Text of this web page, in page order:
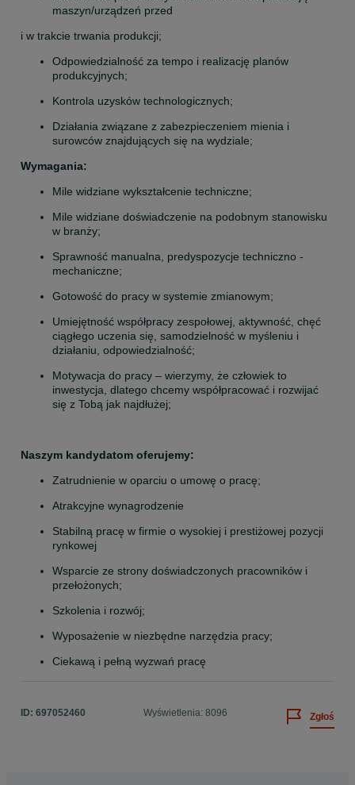
maszyn/urządzeń przed
i w trakcie trwania produkcji;
Odpowiedzialność za tempo i realizację planów
produkcyjnych;
Kontrola uzysków technologicznych;
Działania związane z zabezpieczeniem mienia i
surowców znajdujących się na wydziale;
Wymagania:
Mile widziane wykształcenie techniczne;
Mile widziane doświadczenie na podobnym stanowisku
w branży;
Sprawność manualna, predyspozycje techniczno -
mechaniczne;
Gotowość do pracy w systemie zmianowym;
Umiejętność współpracy zespołowej, aktywność, chęć
ciągłego uczenia się, samodzielność w myśleniu i
działaniu, odpowiedzialność;
Motywacja do pracy – wierzymy, że człowiek to
inwestycja, dlatego chcemy współpracować i rozwijać
się z Tobą jak najdłużej;
Naszym kandydatom oferujemy:
Zatrudnienie w oparciu o umowę o pracę;
Atrakcyjne wynagrodzenie
Stabilną pracę w firmie o wysokiej i prestiżowej pozycji
rynkowej
Wsparcie ze strony doświadczonych pracowników i
przełożonych;
Szkolenia i rozwój;
Wyposażenie w niezbędne narzędzia pracy;
Ciekawą i pełną wyzwań pracę
ID: 697052460 Wyświetlenia: 8096 Zgłoś